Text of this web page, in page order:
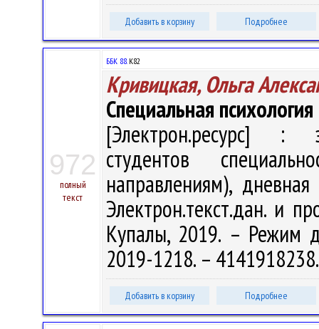
Добавить в корзину Подробнее
972
полный
текст
ББК 88.К82
Кривицкая, Ольга
Специальная психология
[Электрон.ресурс] :
студентов
направлениям),
Электрон.текст.дан. и
Купалы, 2019. – Режим
2019-1218. –
Добавить в корзину Подробнее